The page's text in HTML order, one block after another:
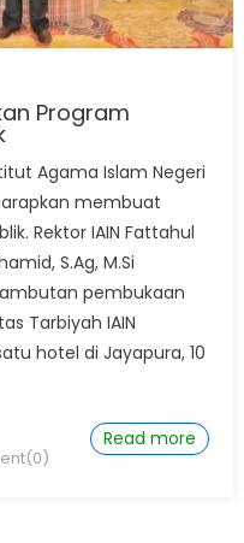
Program
Agama Islam Negeri
membuat
Rektor IAIN Fattahul
S.Ag, M.Si
pembukaan
Tarbiyah IAIN
hotel di Jayapura, 10
Read more